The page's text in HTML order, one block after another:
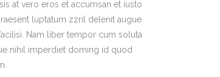
at vero eros et accumsan et iusto
luptatum zzril delenit augue
Nam liber tempor cum soluta
nihil imperdiet doming id quod